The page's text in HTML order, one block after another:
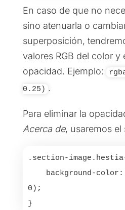
En caso de que no
sino atenuarla o
superposición,
valores RGB del color y
opacidad. Ejemplo:
0.25) .
Para eliminar la
Acerca de, usaremos
.section-
0);